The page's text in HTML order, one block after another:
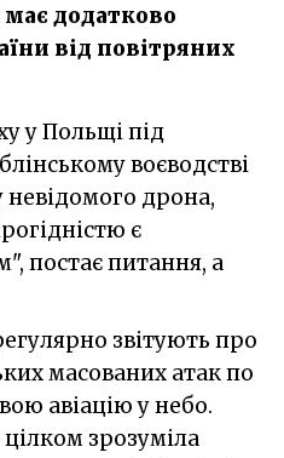
додатково
від повітряних
воєводстві
невідомого дрона,
є
постає питання, а
звітують про
масованих атак по
авіацію у небо.
зрозуміла